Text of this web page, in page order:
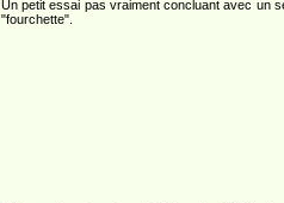
Un petit essai pas vraiment concluant avec un
"fourchette".